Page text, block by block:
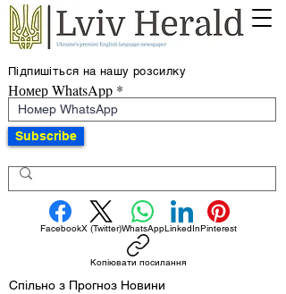
Підпишіться на нашу розсилку
Номер WhatsApp
Subscribe
FacebookX (Twitter)WhatsAppLinkedInPinterest
Копіювати посилання
Спільно з Прогноз Новини